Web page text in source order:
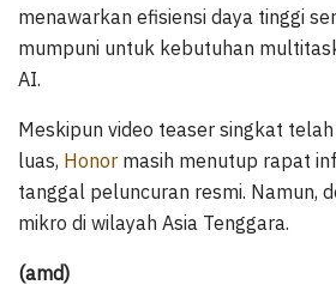
menawarkan efisiensi daya tinggi
mumpuni untuk kebutuhan
AI.
Meskipun video teaser singkat
luas, Honor masih menutup rapat
tanggal peluncuran resmi. Namun,
mikro di wilayah Asia Tenggara.
(amd)